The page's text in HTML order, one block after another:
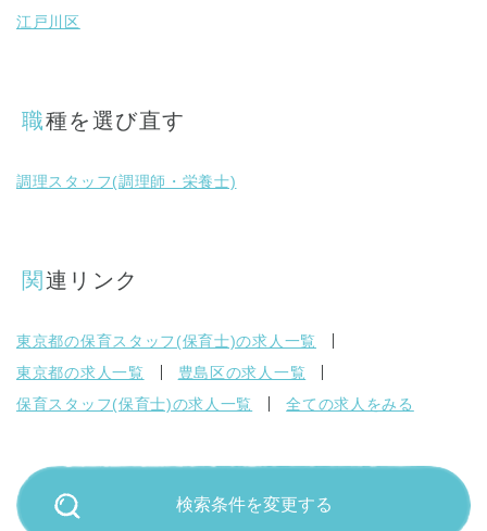
江戸川区
職種を選び直す
調理スタッフ(調理師・栄養士)
関連リンク
東京都の保育スタッフ(保育士)の求人一覧
東京都の求人一覧
豊島区の求人一覧
保育スタッフ(保育士)の求人一覧
全ての求人をみる
検索条件を変更する